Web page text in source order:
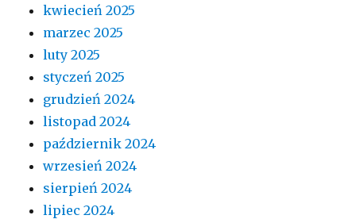
kwiecień 2025
marzec 2025
luty 2025
styczeń 2025
grudzień 2024
listopad 2024
październik 2024
wrzesień 2024
sierpień 2024
lipiec 2024